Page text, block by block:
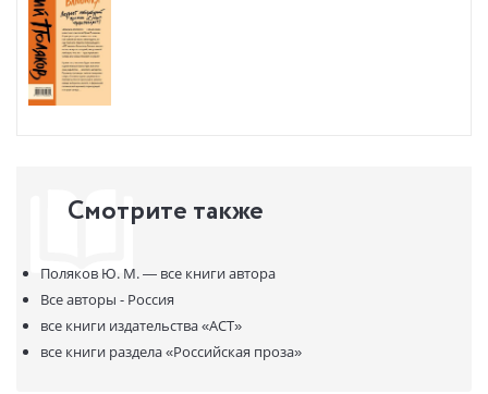
Смотрите также
Поляков Ю. М. — все книги автора
Все авторы - Россия
все книги издательства«АСТ»
все книги раздела«Российская проза»